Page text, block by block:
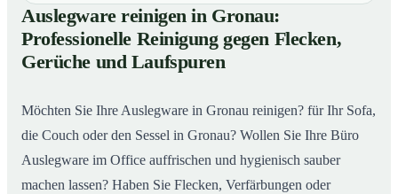
01 Auslegware reinigen in Gronau: Professionelle
Reinigung gegen Flecken, Gerüche und Laufspuren
02 So wird Auslegware in Gronau professionell gereinigt
Auslegware reinigen in Gronau:
Professionelle Reinigung gegen Flecken,
Gerüche und Laufspuren
Möchten Sie Ihre Auslegware in Gronau reinigen? für Ihr Sofa,
die Couch oder den Sessel in Gronau? Wollen Sie Ihre Büro
Auslegware im Office auffrischen und hygienisch sauber
machen lassen? Haben Sie Flecken, Verfärbungen oder